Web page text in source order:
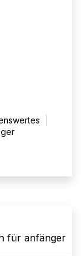
für anfänger